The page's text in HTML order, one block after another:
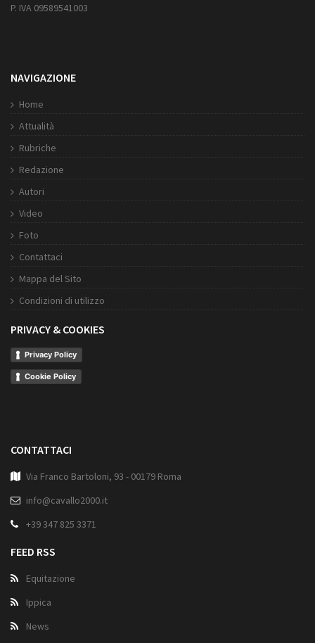
P. IVA 09589541003
NAVIGAZIONE
Home
Attualità
Rubriche
Redazione
Autori
Video
Foto
Contattaci
Mappa del Sito
Condizioni di utilizzo
PRIVACY & COOKIES
Privacy Policy
Cookie Policy
CONTATTACI
Via Franco Bartoloni, 93 - 00179 Roma
info@cavallo2000.it
+39 347 825 3371
FEED RSS
Equitazione
Ippica
News